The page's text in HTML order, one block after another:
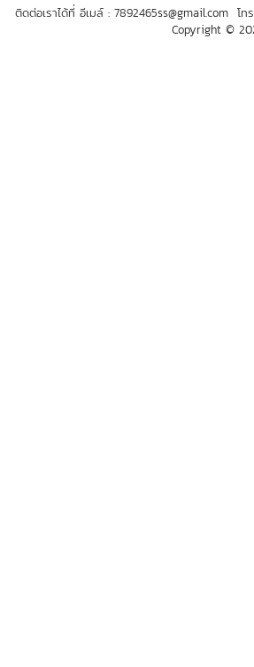
ติดต่อเราได้ที่ อีเมล์ : 7892465ss@gmail.com โท
Copyright ©